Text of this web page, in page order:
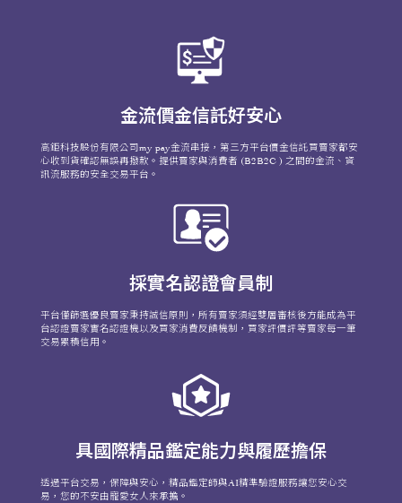
金流價金信託好安心
高鉅科技股份有限公司my pay金流串接，第三方平台價金信託買賣家都安
心收到貨確認無誤再撥款。提供賣家與消費者 (B2B2C ) 之間的金流、資
訊流服務的安全交易平台。
採實名認證會員制
平台僅篩選優良賣家秉持誠信原則，所有賣家須經雙層審核後方能成為平
台認證賣家實名認證機以及買家消費反饋機制，買家評價評等賣家每一筆
交易累積信用。
具國際精品鑑定能力與履歷擔保
透過平台交易，保障與安心，精品鑑定師與AI精準驗證服務讓您安心交
易，您的不安由寵愛女人來承擔。